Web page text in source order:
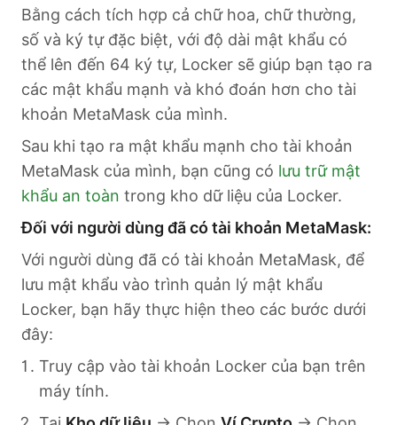
Bằng cách tích hợp cả chữ hoa, chữ thường,
số và ký tự đặc biệt, với độ dài mật khẩu có
thể lên đến 64 ký tự, Locker sẽ giúp bạn tạo ra
các mật khẩu mạnh và khó đoán hơn cho tài
khoản MetaMask của mình.
Sau khi tạo ra mật khẩu mạnh cho tài khoản
MetaMask của mình, bạn cũng có lưu trữ mật
khẩu an toàn trong kho dữ liệu của Locker.
Đối với người dùng đã có tài khoản MetaMask:
Với người dùng đã có tài khoản MetaMask, để
lưu mật khẩu vào trình quản lý mật khẩu
Locker, bạn hãy thực hiện theo các bước dưới
đây:
Truy cập vào tài khoản Locker của bạn trên
máy tính.